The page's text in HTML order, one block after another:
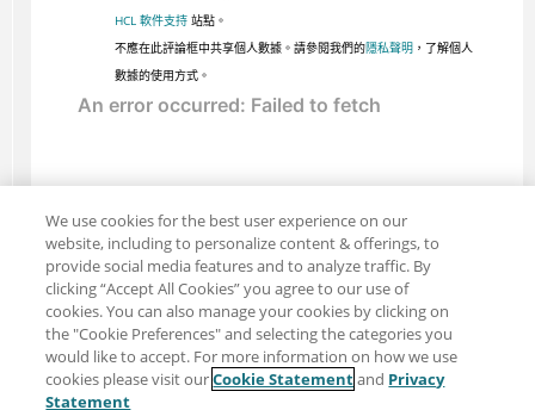
HCL 軟件支持站點。
不應在此評論框中共享個人數據。請參閱我們的隱私聲明 ，了解個人
數據的使用方式。
分享：電子郵件 推特
We use cookies for the best user experience on our
website, including to personalize content & offerings, to
provide social media features and to analyze traffic. By
clicking “Accept All Cookies” you agree to our use of
cookies. You can also manage your cookies by clicking on
the "Cookie Preferences" and selecting the categories you
would like to accept. For more information on how we use
cookies please visit ourCookie Statementand Privacy
Statement